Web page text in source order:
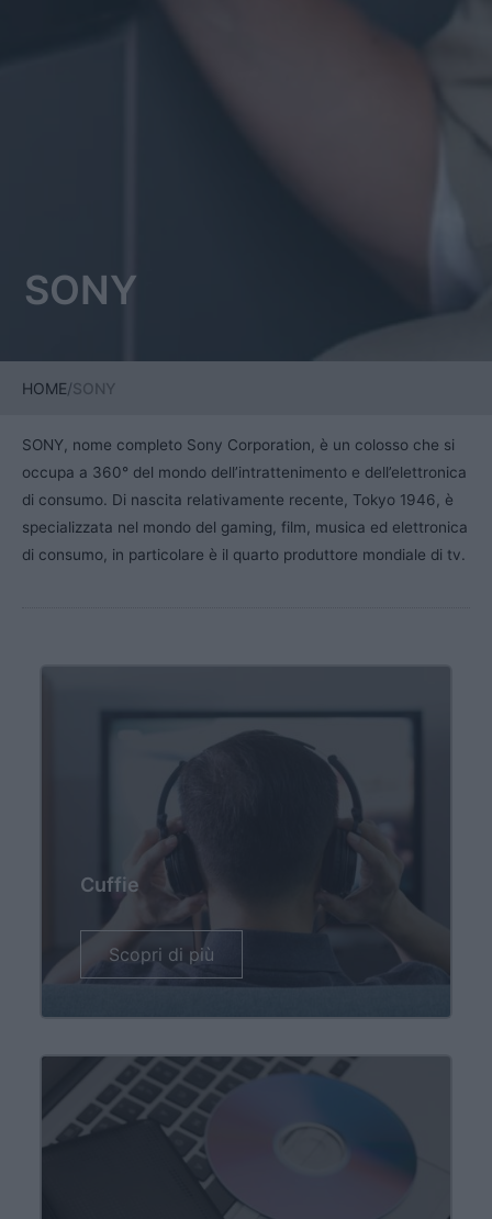
SONY
HOME/SONY
SONY, nome completo Sony Corporation, è un colosso che si
occupa a 360° del mondo dell’intrattenimento e dell’elettronica
di consumo. Di nascita relativamente recente, Tokyo 1946, è
specializzata nel mondo del gaming, film, musica ed elettronica
di consumo, in particolare è il quarto produttore mondiale di tv.
Cuffie
Scopri di più